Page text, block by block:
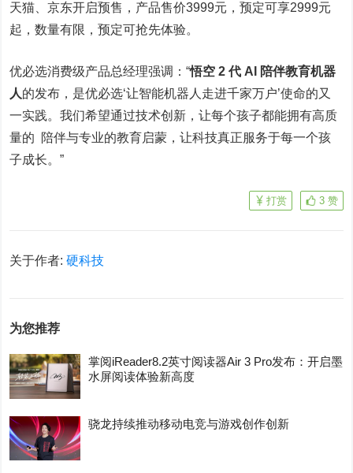
天猫、京东开启预售，产品售价3999元，预定可享2999元
起，数量有限，预定可抢先体验。
优必选消费级产品总经理强调：“悟空 2 代 AI 陪伴教育机器
人的发布，是优必选‘让智能机器人走进千家万户’使命的又
一实践。我们希望通过技术创新，让每个孩子都能拥有高质
量的 陪伴与专业的教育启蒙，让科技真正服务于每一个孩
子成长。”
3 赞
打赏
关于作者:硬科技
为您推荐
掌阅iReader8.2英寸阅读器Air 3 Pro发布：开启墨
水屏阅读体验新高度
骁龙持续推动移动电竞与游戏创作创新